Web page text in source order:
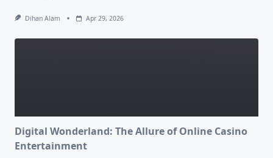
Dihan Alam Apr 29, 2026
Digital Wonderland: The Allure of Online Casino
Entertainment